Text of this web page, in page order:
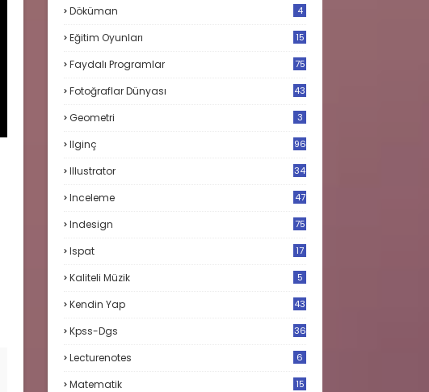
Döküman 4
Eğitim Oyunları 15
Faydalı Programlar 75
Fotoğraflar Dünyası 43
Geometri 3
Ilginç 96
Illustrator 34
Inceleme 47
Indesign 75
Ispat
17
Kaliteli Müzik 5
Kendin Yap 43
Kpss-Dgs 36
Lecturenotes 6
Matematik
15